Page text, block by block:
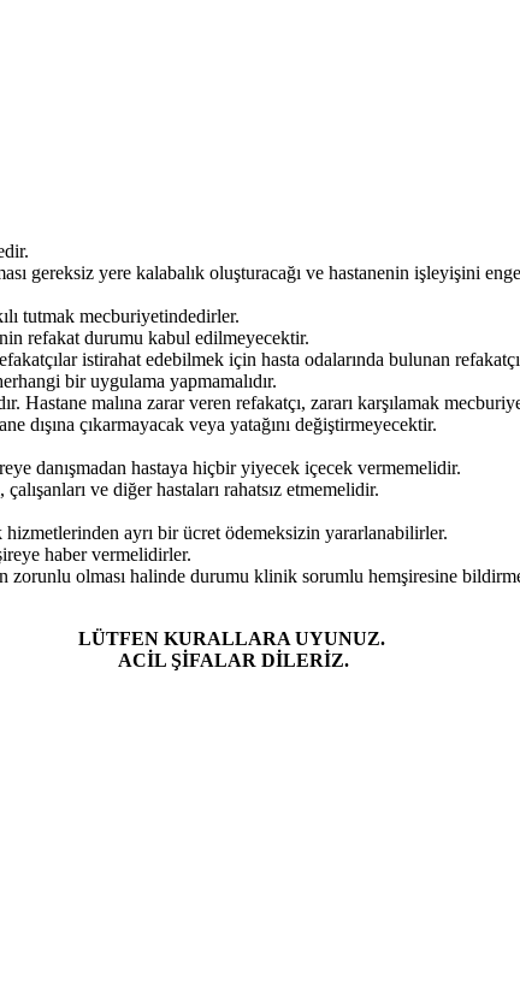
gereksiz yere kalabalık oluşturacağı ve hastanenin işleyişini
tutmak mecburiyetindedirler.
refakat durumu kabul edilmeyecektir.
istirahat edebilmek için hasta odalarında bulunan
bir uygulama yapmamalıdır.
Hastane malına zarar veren refakatçı, zararı karşılamak
dışına çıkarmayacak veya yatağını değiştirmeyecektir.
danışmadan hastaya hiçbir yiyecek içecek vermemelidir.
ve diğer hastaları rahatsız etmemelidir.
hizmetlerinden ayrı bir ücret ödemeksizin yararlanabilirler.
haber vermelidirler.
zorunlu olması halinde durumu klinik sorumlu hemşiresine
LÜTFEN KURALLARA UYUNUZ.
ACİL ŞİFALAR DİLERİZ.